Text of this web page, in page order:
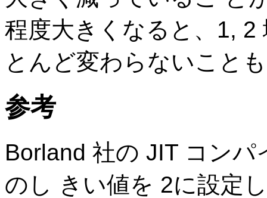
程度大きくなると、1,
とんど変わらないこと
参考
Borland 社の JIT コン
のし きい値を 2に設定